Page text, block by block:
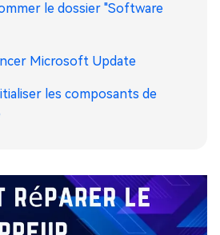
le dossier "Software
Microsoft Update
les composants de